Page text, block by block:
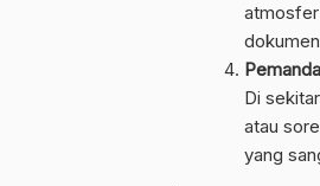
atmosfer
Di
atau
yang